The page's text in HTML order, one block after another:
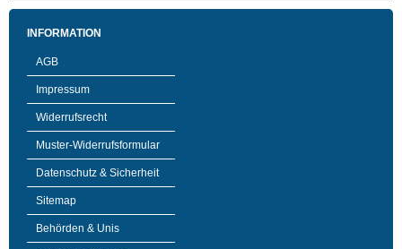
INFORMATION
AGB
Impressum
Widerrufsrecht
Muster-Widerrufsformular
Datenschutz & Sicherheit
Sitemap
Behörden & Unis